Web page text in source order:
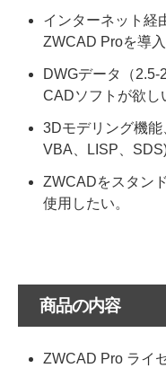
インターネット経
ZWCAD Proを導入
DWGデータ（2.5-
CADソフトが欲し
3Dモデリング機能
VBA、LISP、
ZWCADをスタン
使用したい。
商品の内容
ZWCAD Pro ライ